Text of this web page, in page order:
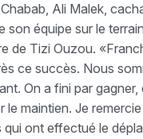
Ali Malek,
son équipe sur le
de Tizi Ouzou.
ce succès. Nous
On a fini par gagner,
le maintien. Je
qui ont effectué le